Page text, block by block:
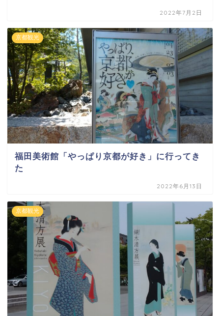
2022年7月2日
京都観光
福田美術館「やっぱり京都が好き」に行ってき
た
2022年6月13日
京都観光